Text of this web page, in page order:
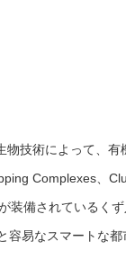
物技術によって
有
Complexes、
備されているくず
易なスマートな